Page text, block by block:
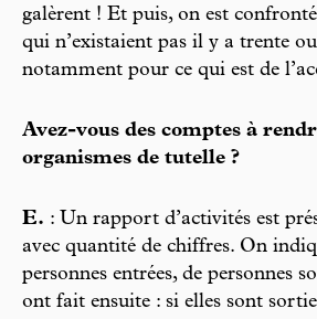
galèrent ! Et puis, on est
qui n’existaient pas il y a trente
notamment pour ce qui est de
Avez-vous des comptes à
organismes de tutelle ?
E. : Un rapport d’activités est
avec quantité de chiffres. On
personnes entrées, de personnes
ont fait ensuite : si elles sont